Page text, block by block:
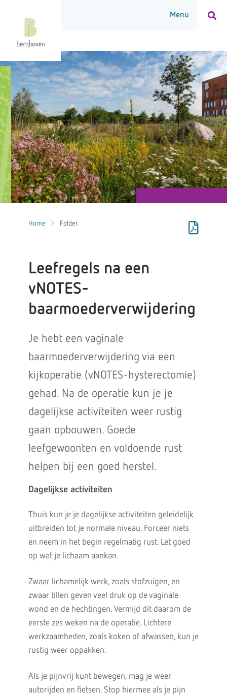
Home Folder
Leefregels na een
vNOTES-
baarmoederverwijdering
Je hebt een vaginale
baarmoederverwijdering via een
kijkoperatie (vNOTES-hysterectomie)
gehad. Na de operatie kun je je
dagelijkse activiteiten weer rustig
gaan opbouwen. Goede
leefgewoonten en voldoende rust
helpen bij een goed herstel.
Dagelijkse activiteiten
Thuis kun je je dagelijkse activiteiten geleidelijk
uitbreiden tot je normale niveau. Forceer niets
en neem in het begin regelmatig rust. Let goed
op wat je lichaam aankan.
Zwaar lichamelijk werk, zoals stofzuigen, en
zwaar tillen geven veel druk op de vaginale
wond en de hechtingen. Vermijd dit daarom de
eerste zes weken na de operatie. Lichtere
werkzaamheden, zoals koken of afwassen, kun je
rustig weer oppakken.
Als je pijnvrij kunt bewegen, mag je weer
autorijden en fietsen. Stop hiermee als je pijn